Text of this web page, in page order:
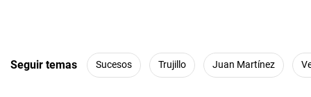
Seguir temas Sucesos Trujillo Juan Martínez